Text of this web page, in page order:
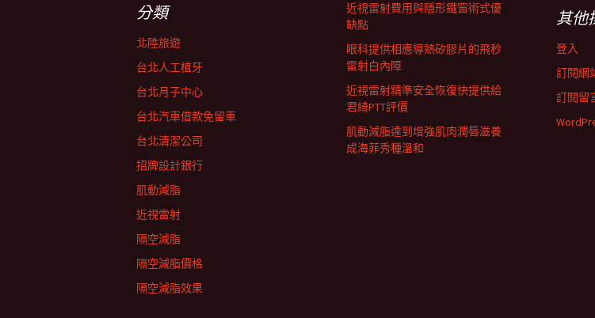
近視雷射費用與隱形鐵窗術式優
缺點
眼科提供相應導熱矽膠片的飛秒
雷射白內障
近視雷射精準安全恢復快提供給
君綺PTT評價
肌動減脂達到增強肌肉潤唇滋養
成海菲秀種溫和
分類
北陸旅遊
台北人工植牙
台北月子中心
台北汽車借款免留車
台北清潔公司
招牌設計銀行
肌動減脂
近視雷射
隔空減脂
隔空減脂價格
隔空減脂效果
其他
登入
訂閱網
訂閱留